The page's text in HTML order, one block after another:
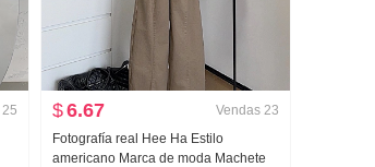
25
$6.67 Vendas 23
Fotografía real Hee Ha Estilo
americano Marca de moda Machete